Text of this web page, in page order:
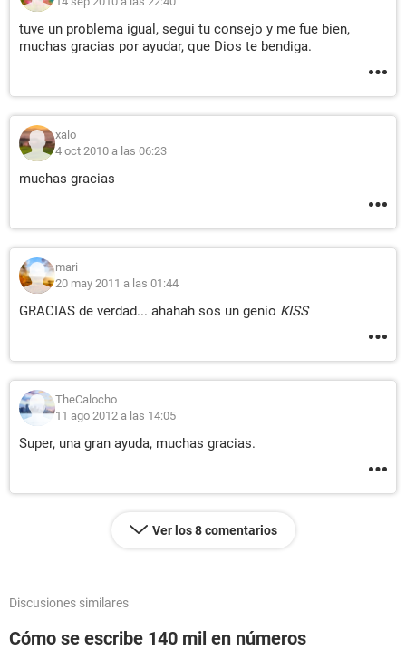
tuve un problema igual, segui tu consejo y me fue bien,
muchas gracias por ayudar, que Dios te bendiga.
xalo
4 oct 2010 a las 06:23
muchas gracias
mari
20 may 2011 a las 01:44
GRACIAS de verdad... ahahah sos un genio KISS
TheCalocho
11 ago 2012 a las 14:05
Super, una gran ayuda, muchas gracias.
Ver los 8 comentarios
Discusiones similares
Cómo se escribe 140 mil en números